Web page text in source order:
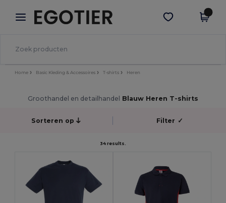
× Egotier-app
Betere prijzen in de app!
Download app
Home Basic Kleding & Accessoires T-shirts Heren
Groothandel en detailhandel Blauw Heren T-shirts
Sorteren op Filter ✓
34 results.